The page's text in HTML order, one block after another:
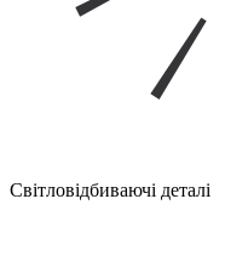
Світловідбиваючі деталі